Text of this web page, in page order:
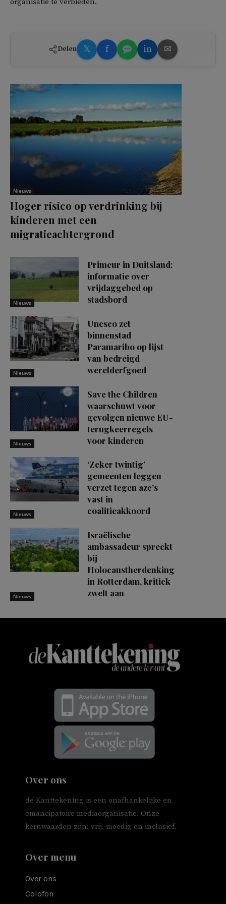
Delen 𝕏 f in ✉
Nieuws
Hoger risico op verdrinking bij
kinderen met een
migratieachtergrond
Nieuws
Primeur in Duitsland:
informatie over
vrijdaggebed op
stadsbord
Nieuws
Unesco zet
binnenstad
Paramaribo op lijst
van bedreigd
werelderfgoed
Nieuws
Save the Children
waarschuwt voor
gevolgen nieuwe EU-
terugkeerregels
voor kinderen
Nieuws
‘Zeker twintig’
gemeenten leggen
verzet tegen azc’s
vast in
coalitieakkoord
Nieuws
Israëlische
ambassadeur spreekt
bij
Holocaustherdenking
in Rotterdam, kritiek
zwelt aan
Over ons
de Kanttekening is een onafhankelijke en
emancipatoire mediaorganisatie. Onze
kernwaarden zijn: vrij, moedig en inclusief.
Over menu
Over ons
Colofon